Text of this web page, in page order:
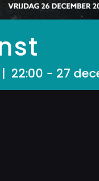
22:00 - 27